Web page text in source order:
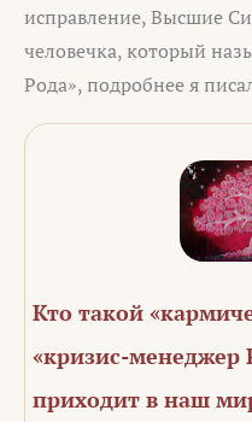
исправление, Высшие
человечка, который
Рода», подробнее я
Кто такой
«кризис-менеджер
приходит в наш